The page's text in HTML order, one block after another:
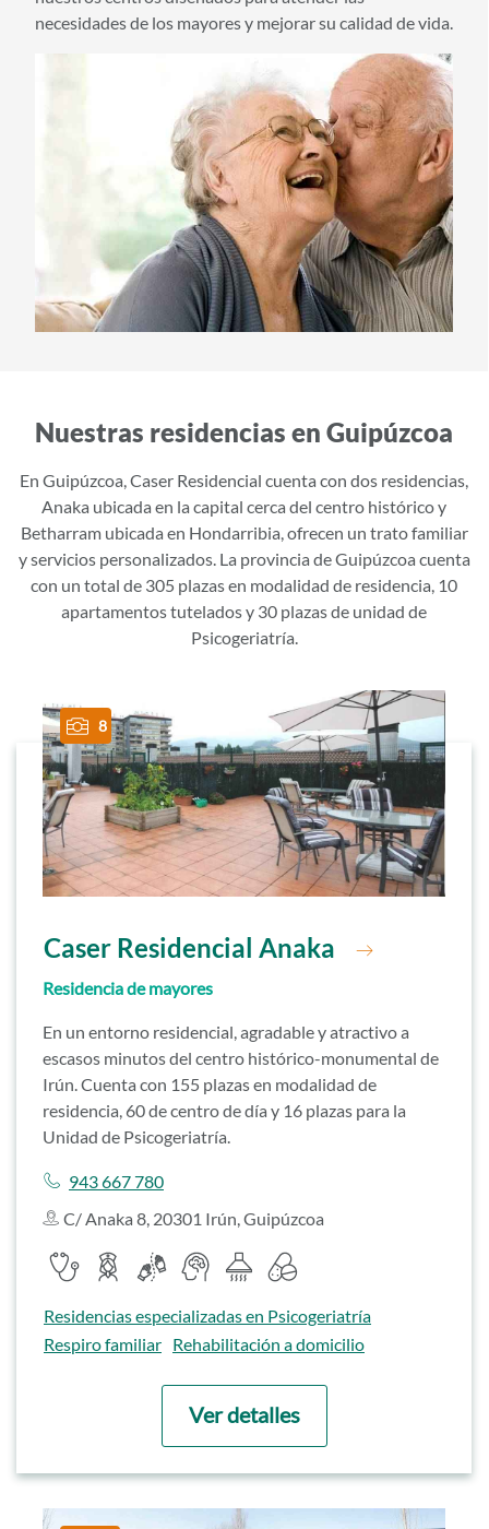
p
a
necesidades de los mayores y mejorar su calidad de vida.
Nuestras residencias en Guipúzcoa
En Guipúzcoa, Caser Residencial cuenta con dos residencias,
Anaka ubicada en la capital cerca del centro histórico y
Betharram ubicada en Hondarribia, ofrecen un trato familiar
y servicios personalizados. La provincia de Guipúzcoa cuenta
con un total de 305 plazas en modalidad de residencia, 10
apartamentos tutelados y 30 plazas de unidad de
Psicogeriatría.
8
Ir a residencia
Caser Residencial Anaka
Residencia de mayores
En un entorno residencial, agradable y atractivo a
escasos minutos del centro histórico-monumental de
Irún. Cuenta con 155 plazas en modalidad de
residencia, 60 de centro de día y 16 plazas para la
Unidad de Psicogeriatría.
Llamar a
943 667 780
C/ Anaka 8, 20301 Irún, Guipúzcoa
Servicios destacados
Servicio médico
Servicio de enfermería
Servicio de fisioterapia
PsicólogoCocina propia
Farmacia
Ir a
Residencias especializadas en Psicogeriatría
Ir a
Respiro familiar Ir a
Rehabilitación a domicilio
Ver detalles